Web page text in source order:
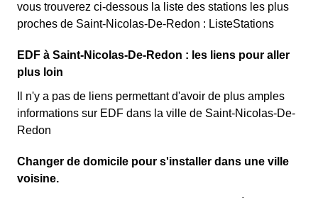
vous trouverez ci-dessous la liste des stations les plus
proches de Saint-Nicolas-De-Redon : ListeStations
EDF à Saint-Nicolas-De-Redon : les liens pour aller
plus loin
Il n'y a pas de liens permettant d'avoir de plus amples
informations sur EDF dans la ville de Saint-Nicolas-De-
Redon
Changer de domicile pour s'installer dans une ville
voisine.